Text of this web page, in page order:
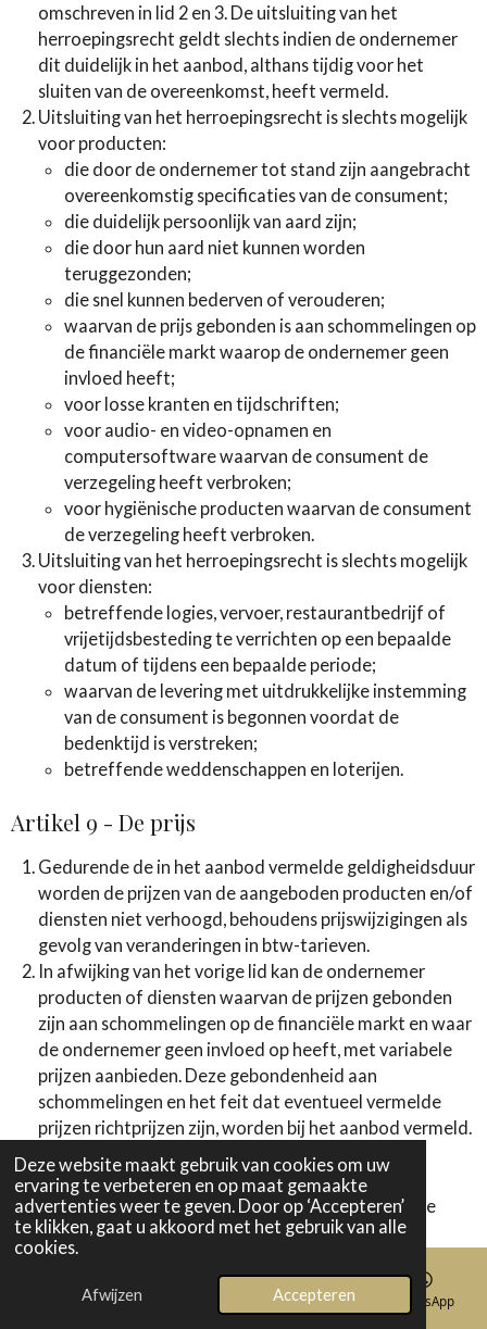
Deze website maakt gebruik van cookies om uw
ervaring te verbeteren en op maat gemaakte
advertenties weer te geven. Door op ‘Accepteren’
te klikken, gaat u akkoord met het gebruik van alle
cookies.
Afwijzen Accepteren
omschreven in lid 2 en 3. De uitsluiting van het
herroepingsrecht geldt slechts indien de ondernemer
dit duidelijk in het aanbod, althans tijdig voor het
sluiten van de overeenkomst, heeft vermeld.
Uitsluiting van het herroepingsrecht is slechts mogelijk
voor producten:
die door de ondernemer tot stand zijn aangebracht
overeenkomstig specificaties van de consument;
die duidelijk persoonlijk van aard zijn;
die door hun aard niet kunnen worden
teruggezonden;
die snel kunnen bederven of verouderen;
waarvan de prijs gebonden is aan schommelingen op
de financiële markt waarop de ondernemer geen
invloed heeft;
voor losse kranten en tijdschriften;
voor audio- en video-opnamen en
computersoftware waarvan de consument de
verzegeling heeft verbroken;
voor hygiënische producten waarvan de consument
de verzegeling heeft verbroken.
Uitsluiting van het herroepingsrecht is slechts mogelijk
voor diensten:
betreffende logies, vervoer, restaurantbedrijf of
vrijetijdsbesteding te verrichten op een bepaalde
datum of tijdens een bepaalde periode;
waarvan de levering met uitdrukkelijke instemming
van de consument is begonnen voordat de
bedenktijd is verstreken;
betreffende weddenschappen en loterijen.
Artikel 9 - De prijs
Gedurende de in het aanbod vermelde geldigheidsduur
worden de prijzen van de aangeboden producten en/of
diensten niet verhoogd, behoudens prijswijzigingen als
gevolg van veranderingen in btw-tarieven.
In afwijking van het vorige lid kan de ondernemer
producten of diensten waarvan de prijzen gebonden
zijn aan schommelingen op de financiële markt en waar
de ondernemer geen invloed op heeft, met variabele
prijzen aanbieden. Deze gebondenheid aan
schommelingen en het feit dat eventueel vermelde
prijzen richtprijzen zijn, worden bij het aanbod vermeld.
Prijsverhogingen binnen 3 maanden na de
totstandkoming van de overeenkomst zijn alleen
toegestaan indien zij het gevolg zijn van wettelijke
regelingen of bepalingen.
Prijsverhogingen vanaf 3 maanden na de
totstandkoming van de overeenkomst zijn alleen
toegestaan indien de ondernemer dit bedongen heeft
E-mailadres Kaart WhatsApp